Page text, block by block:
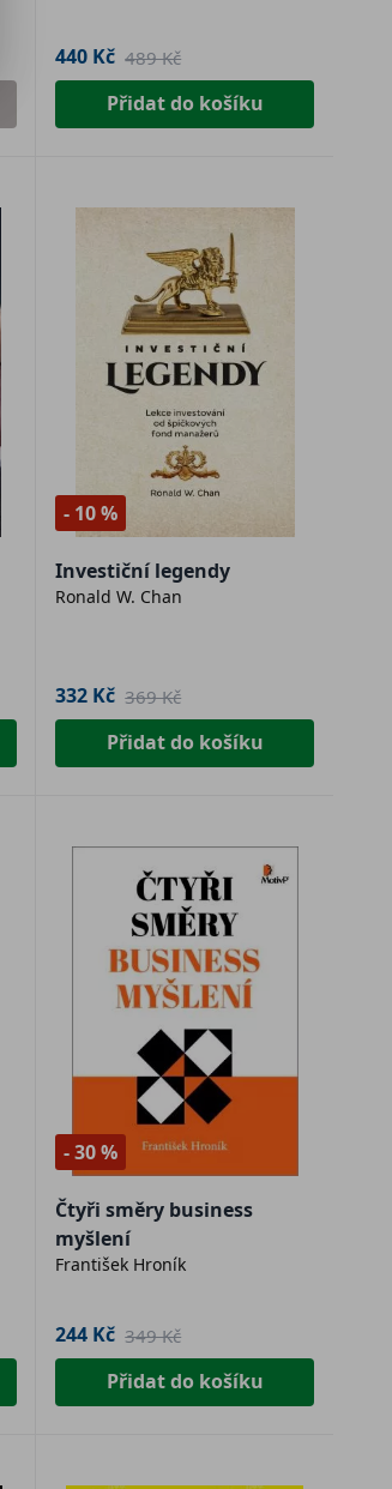
440 Kč 489 Kč
Přidat do košíku
- 10 %
Investiční legendy
Ronald W. Chan
332 Kč 369 Kč
Přidat do košíku
- 30 %
Čtyři směry business
myšlení
František Hroník
244 Kč 349 Kč
Přidat do košíku